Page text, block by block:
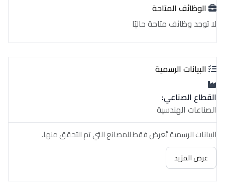
الوظائف المتاحة
لا توجد وظائف متاحة حاليًا
البيانات الرسمية
القطاع الصناعي:
الصناعات الهندسية
البيانات الرسمية تُعرض فقط للمصانع التي تم التحقق منها.
عرض المزيد